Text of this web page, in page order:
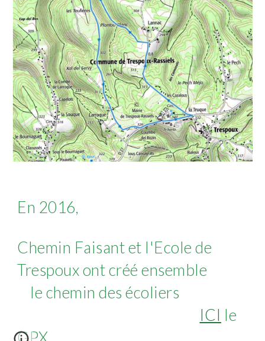
En 2016,
Chemin Faisant et l'Ecole de
Trespoux ont créé ensemble
le chemin des écoliers
ICI le